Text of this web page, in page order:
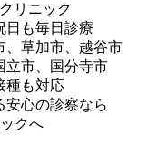
リニック
日も毎日診療
、草加市、越谷市
立市、国分寺市
種も対応
安心の診察なら
クへ